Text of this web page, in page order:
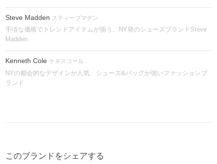
Steve Madden スティーブマデン
手頃な価格でトレンドアイテムが揃う、NY発のシューズブランドSteve
Madden
Kenneth Cole ケネスコール
NYの都会的なデザインが人気、シューズ&バッグが強いファッションブ
ランド
このブランドをシェアする